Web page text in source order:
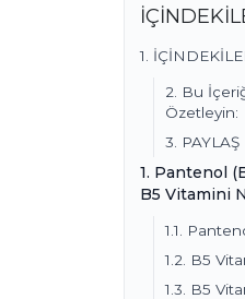
1.
2. Bu
Özetleyin:
3. PAYLAŞ
1. Pantenol
B5 Vitamini
1.1.
1.2. B5
1.3. B5